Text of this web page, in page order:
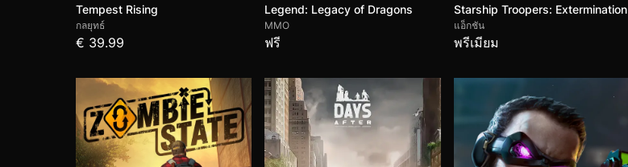
Tempest Rising
กลยุทธ์
€ 39.99
Legend: Legacy of Dragons
MMO
ฟรี
Starship Troopers: Extermination
แอ็กชัน
พรีเมียม